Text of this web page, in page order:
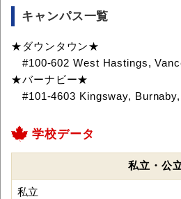
キャンパス一覧
★ダウンタウン★
#100-602 West Hastings,
★バーナビー★
#101-4603 Kingsway,
学校データ
私立・公
私立